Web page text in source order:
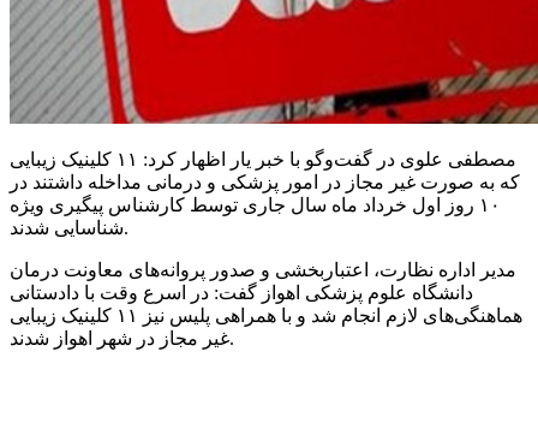
مصطفی علوی در گفت‌وگو با خبر یار اظهار کرد: ۱۱ کلینیک زیبایی
که به صورت غیر مجاز در امور پزشکی و درمانی مداخله داشتند در
۱۰ روز اول خرداد ماه سال جاری توسط کارشناس پیگیری ویژه
شناسایی شدند.
مدیر اداره نظارت، اعتباربخشی و صدور پروانه‌های معاونت درمان
دانشگاه علوم پزشکی اهواز گفت: در اسرع وقت با دادستانی
هماهنگی‌های لازم انجام شد و با همراهی پلیس نیز ۱۱ کلینیک زیبایی
غیر مجاز در شهر اهواز شدند.